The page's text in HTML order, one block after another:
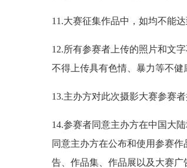
11.大赛征集作品中，如均不能
12.所有参赛者上传的照片和文
不得上传具有色情、暴力等不健
13.主办方对此次摄影大赛参赛
14.参赛者同意主办方在中国大
同意主办方在公布和使用参赛
告、作品集、作品展以及大赛广